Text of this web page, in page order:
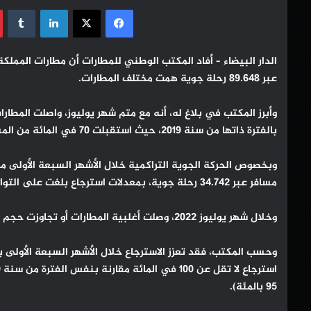
فيسبوك‫X لينكدإن‏Tumblr
عبر 89.648 رحلة جوية همت مختلف المطارات.
وأبرز المكتب في بلاغ له، أنه مع متم شهر يوليوز، واصلت
بالفترة ذاتها من سنة 2019، حيث استقبلت 70 في المائة من المسافرين و 75 في المائة بالنسبة لحركة الطائرات.
مسافر عبر 34.742 رحلة جوية، بمعدلات استرجاع بلغت على التوالي حوالي 64 في المائة و67 في المائة .
وخلال شهر يوليوز 2022، وصلت أغلبية المطارات أو تجاوزت حجم الحركة الجوية للمسافرين المسجل خلال نفس الفترة من سنة 2019.
وحسب المكتب، فقد تعزز الاسترجاع خلال الأشهر السبعة
95 بالمئة).